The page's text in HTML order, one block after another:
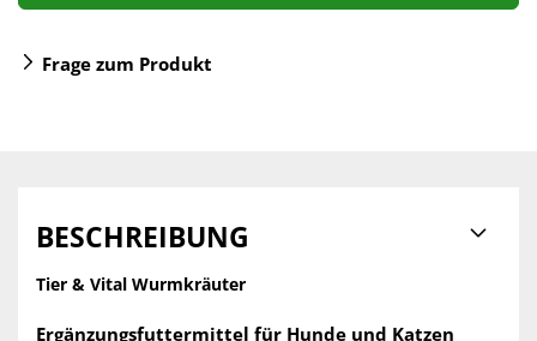
Frage zum Produkt
BESCHREIBUNG
Tier & Vital Wurmkräuter
Ergänzungsfuttermittel für Hunde und Katzen